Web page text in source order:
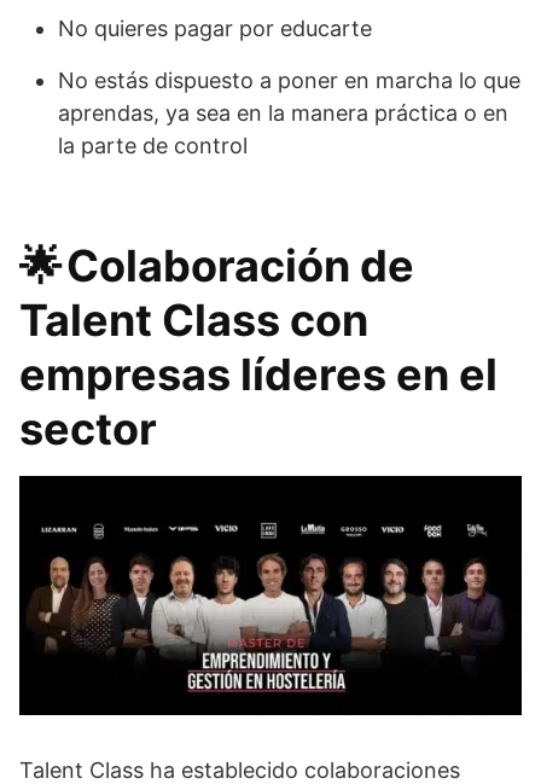
No quieres pagar por educarte
No estás dispuesto a poner en marcha lo que
aprendas, ya sea en la manera práctica o en
la parte de control
🌟 Colaboración de
Talent Class con
empresas líderes en el
sector
Talent Class ha establecido colaboraciones